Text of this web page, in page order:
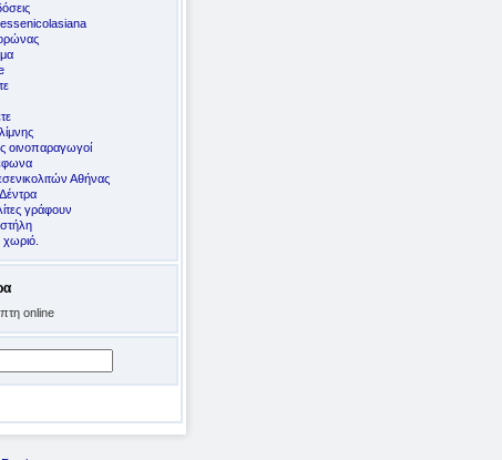
οινοπαραγωγοί
Αθήνας
γράφουν
online